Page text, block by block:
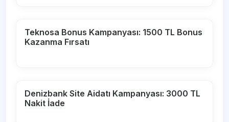
Teknosa Bonus Kampanyası: 1500 TL Bonus
Kazanma Fırsatı
Denizbank Site Aidatı Kampanyası: 3000 TL
Nakit İade